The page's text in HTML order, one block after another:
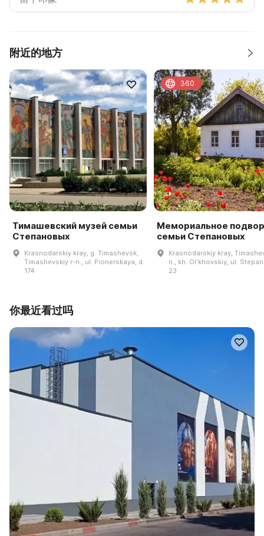
附近的地方
Тимашевский музей семьи
Степановых
Krasnodarskiy kray, g. Timashevsk,
Timashevskiy r-n., ul. Pionerskaya, d.
174
Мемориальное
семьи Степановых
Krasnodarskiy kray,
n., kh. Olʹkhovskiy, ul.
23
360
你最近看过吗